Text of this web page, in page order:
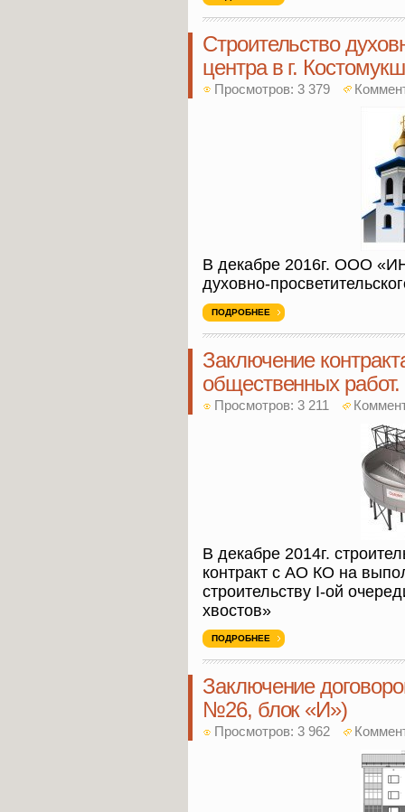
Строительство
центра в г.
Просмотров: 3 379
В декабре 2016г. ООО
духовно-
ПОДРОБНЕЕ
Заключение
общественных работ.
Просмотров: 3 211
В декабре 2014г.
контракт с АО КО на
строительству I-ой
хвостов»
ПОДРОБНЕЕ
Заключение
№26, блок «И»)
Просмотров: 3 962